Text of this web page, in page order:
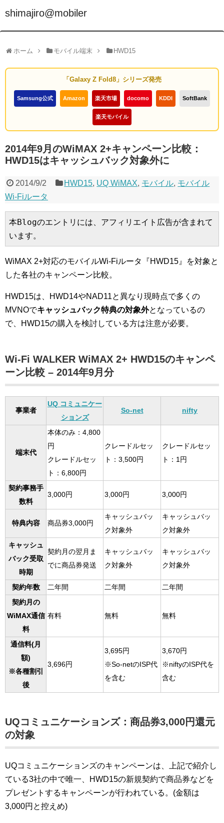
shimajiro@mobiler
ホーム モバイル端末 HWD15
「Galaxy Z Fold8」シリーズ発売
Samsung公式 Amazon 楽天市場 docomo KDDI SoftBank
楽天モバイル
2014年9月のWiMAX 2+キャンペーン比較：
HWD15はキャッシュバック対象外に
2014/9/2 HWD15, UQ WiMAX, モバイル, モバイル
Wi-Fiルータ
本Blogのエントリには、アフィリエイト広告が含まれて
います。
WiMAX 2+対応のモバイルWi-Fiルータ『HWD15』を対象と
した各社のキャンペーン比較。
HWD15は、HWD14やNAD11と異なり現時点で多くの
MVNOでキャッシュバック特典の対象外となっているの
で、HWD15の購入を検討している方は注意が必要。
Wi-Fi WALKER WiMAX 2+ HWD15のキャンペ
ーン比較 – 2014年9月分
事業者
UQ コミュニケー
ションズ
So-net nifty
端末代
本体のみ：4,800
円
クレードルセッ
ト：6,800円
クレードルセッ
ト：3,500円
クレードルセッ
ト：1円
契約事務手
数料
3,000円 3,000円 3,000円
特典内容 商品券3,000円
キャッシュバッ
ク対象外
キャッシュバッ
ク対象外
キャッシュ
バック受取
時期
契約月の翌月ま
でに商品券発送
キャッシュバッ
ク対象外
キャッシュバッ
ク対象外
契約年数 二年間 二年間
二年間
契約月の
WiMAX通信
料
有料 無料 無料
通信料(月
額)
※各種割引
後
3,696円
3,695円
※So-netのISP代
を含む
3,670円
※niftyのISP代を
含む
UQコミュニケーションズ：商品券3,000円還元
の対象
UQコミュニケーションズのキャンペーンは、上記で紹介し
ている3社の中で唯一、HWD15の新規契約で商品券などを
プレゼントするキャンペーンが行われている。(金額は
3,000円と控えめ)